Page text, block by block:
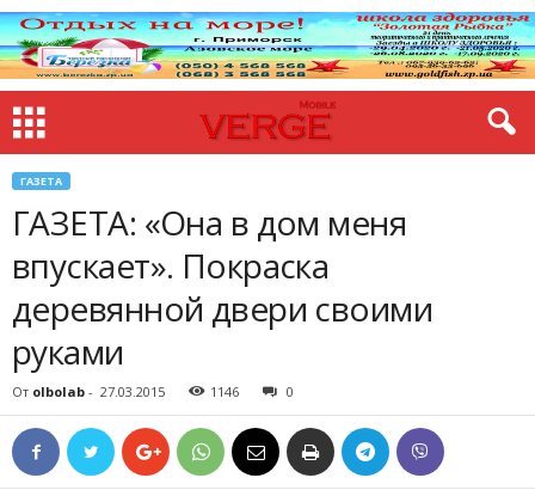
ГАЗЕТА
ГАЗЕТА: «Она в дом меня
впускает». Покраска
деревянной двери своими
руками
От olbolab - 27.03.2015 1146 0